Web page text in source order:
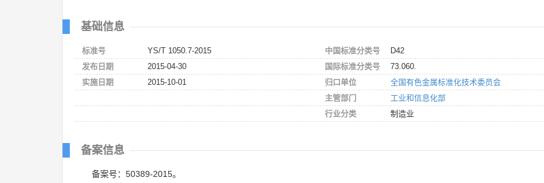
基础信息
标准号
YS/T 1050.7-2015
发布日期
2015-04-30
实施日期
2015-10-01
中国标准分类号
D42
国际标准分类号
73.060.
归口单位
全国有色金属标准化技术委员会
主管部门
工业和信息化部
行业分类
制造业
备案信息
备案号：50389-2015。